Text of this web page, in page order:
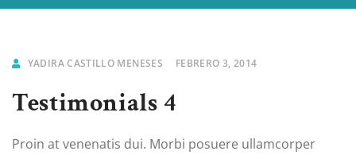
YADIRA CASTILLO MENESES FEBRERO 3, 2014
Testimonials 4
Proin at venenatis dui. Morbi posuere ullamcorper